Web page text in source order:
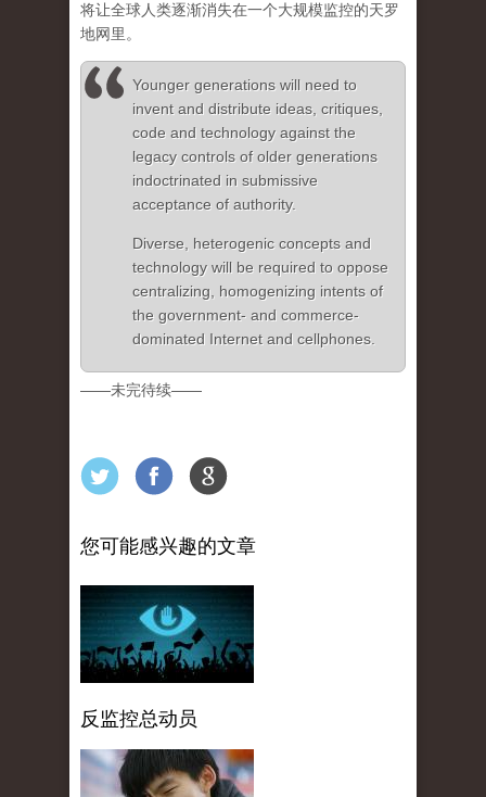
将让全球人类逐渐消失在一个大规模监控的天罗
地网里。
Younger generations will need to
invent and distribute ideas, critiques,
code and technology against the
legacy controls of older generations
indoctrinated in submissive
acceptance of authority.
Diverse, heterogenic concepts and
technology will be required to oppose
centralizing, homogenizing intents of
the government- and commerce-
dominated Internet and cellphones.
——未完待续——
您可能感兴趣的文章
反监控总动员